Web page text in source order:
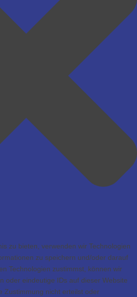
zu bieten, verwenden wir Technologien
zu speichern und/oder darauf
Technologien zustimmst, können wir
oder eindeutige IDs auf dieser Website
Zustimmung nicht erteilst oder